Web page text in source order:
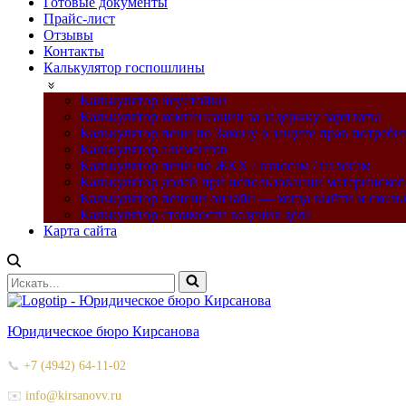
Прайс-лист
Отзывы
Контакты
Калькулятор госпошлины
Калькулятор неустойки
Калькулятор компенсации за задержку зарплаты
Калькулятор пени по Закону о защите прав
Калькулятор алиментов
Калькулятор пени по ЖКХ / взносам / налогам
Калькулятор долей при использовании
Калькулятор пенсии онлайн — когда выйти и
Калькулятор стоимости ведения дела
Карта сайта
Искать...
Юридическое бюро Кирсанова
📞 +7 (4942) 64-11-02
✉️ info@kirsanovv.ru